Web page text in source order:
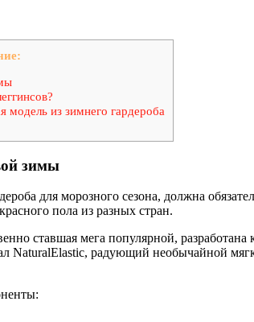
модель из зимнего гардероба
зимы
для морозного сезона, должна
пола из разных стран.
ставшая мега популярной,
радующий необычайной